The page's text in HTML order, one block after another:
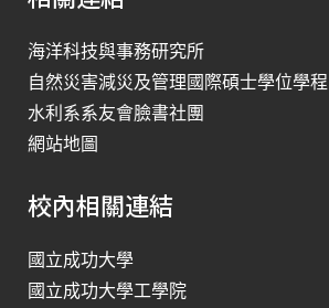
海洋科技與事務研究所
自然災害減災及管理國際碩士學位學程
水利系系友會臉書社團
網站地圖
校內相關連結
國立成功大學
國立成功大學工學院